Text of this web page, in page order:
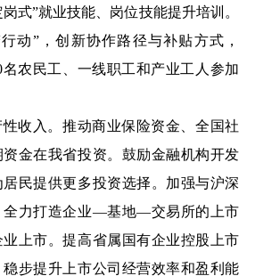
式”就业技能、岗位技能提升培训。
动”，创新协作路径与补贴方式，
名农民工、一线职工和产业工人参加
性收入。推动商业保险资金、全国社
金在我省投资。鼓励金融机构开发
民提供更多投资选择。加强与沪深
全力打造企业—基地—交易所的上市
上市。提高省属国有企业控股上市
步提升上市公司经营效率和盈利能